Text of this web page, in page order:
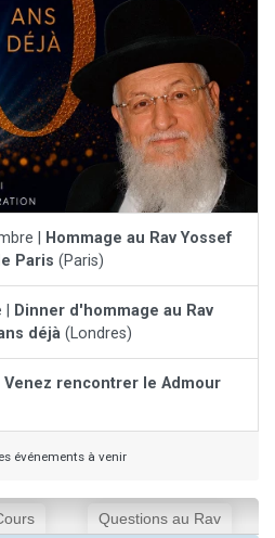
|
Hommage au Rav Yossef
Paris (Paris)
Dinner d'hommage au Rav
déjà (Londres)
Venez rencontrer le Admour
événements à venir
Questions au Rav